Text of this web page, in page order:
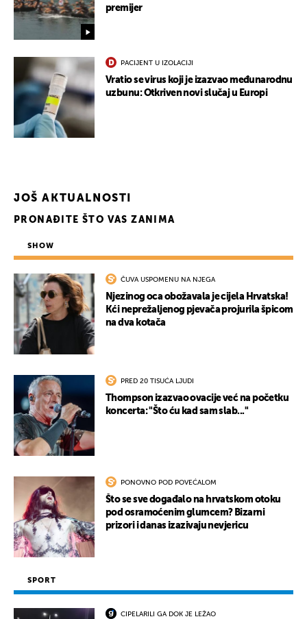
premijer
PACIJENT U IZOLACIJI
Vratio se virus koji je izazvao međunarodnu
uzbunu: Otkriven novi slučaj u Europi
JOŠ AKTUALNOSTI
PRONAĐITE ŠTO VAS ZANIMA
SHOW
ČUVA USPOMENU NA NJEGA
Njezinog oca obožavala je cijela Hrvatska!
Kći neprežaljenog pjevača projurila špicom
na dva kotača
PRED 20 TISUĆA LJUDI
Thompson izazvao ovacije već na početku
koncerta: "Što ću kad sam slab..."
PONOVNO POD POVEĆALOM
Što se sve događalo na hrvatskom otoku
pod osramoćenim glumcem? Bizarni
prizori i danas izazivaju nevjericu
SPORT
CIPELARILI GA DOK JE LEŽAO